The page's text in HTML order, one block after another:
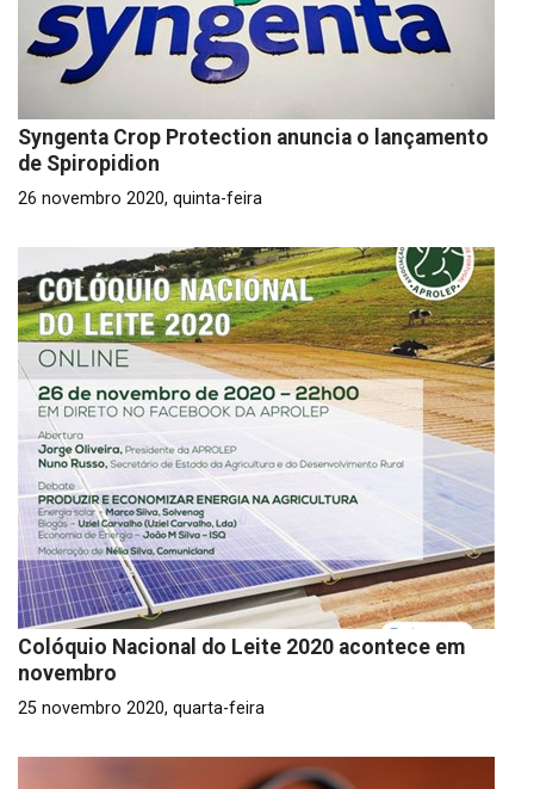
Syngenta Crop Protection anuncia o lançamento
de Spiropidion
26 novembro 2020, quinta-feira
Colóquio Nacional do Leite 2020 acontece em
novembro
25 novembro 2020, quarta-feira